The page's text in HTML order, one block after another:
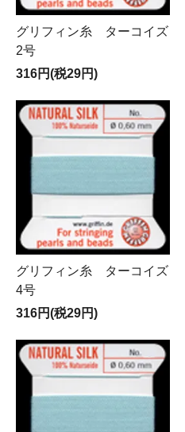
グリフィン糸 ターコイズ
2号
316円(税29円)
グリフィン糸 ターコイズ
4号
316円(税29円)